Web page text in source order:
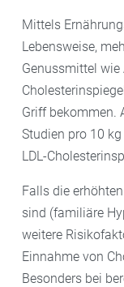
Mittels
Lebensweise,
Genussmittel
Griff bekommen.
Studien pro 10
LDL-
Falls die
sind (familiäre
weitere
Einnahme von
Besonders bei